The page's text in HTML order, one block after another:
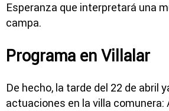
Esperanza que interpretará una
campa.
Programa en Villalar
De hecho, la tarde del 22 de abril
actuaciones en la villa comunera: